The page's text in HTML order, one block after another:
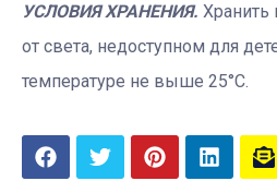
УСЛОВИЯ ХРАНЕНИЯ.
от света, недоступном для
температуре не выше 25°С.